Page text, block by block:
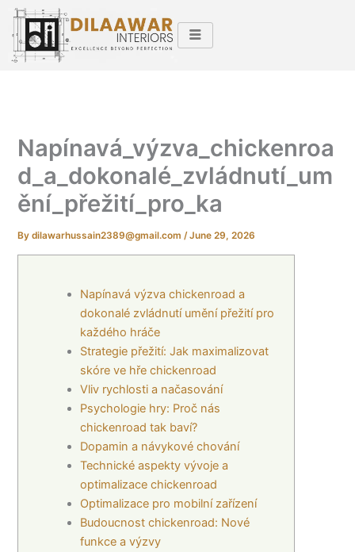
Skip
content
Napínavá_výzva_chickenroa
d_a_dokonalé_zvládnutí_um
ění_přežití_pro_ka
Bydilawarhussain2389@gmail.com/June 29, 2026
Napínavá výzva chickenroad a
dokonalé zvládnutí umění přežití pro
každého hráče
Strategie přežití: Jak maximalizovat
skóre ve hře chickenroad
Vliv rychlosti a načasování
Psychologie hry: Proč nás
chickenroad tak baví?
Dopamin a návykové chování
Technické aspekty vývoje a
optimalizace chickenroad
Optimalizace pro mobilní zařízení
Budoucnost chickenroad: Nové
funkce a výzvy